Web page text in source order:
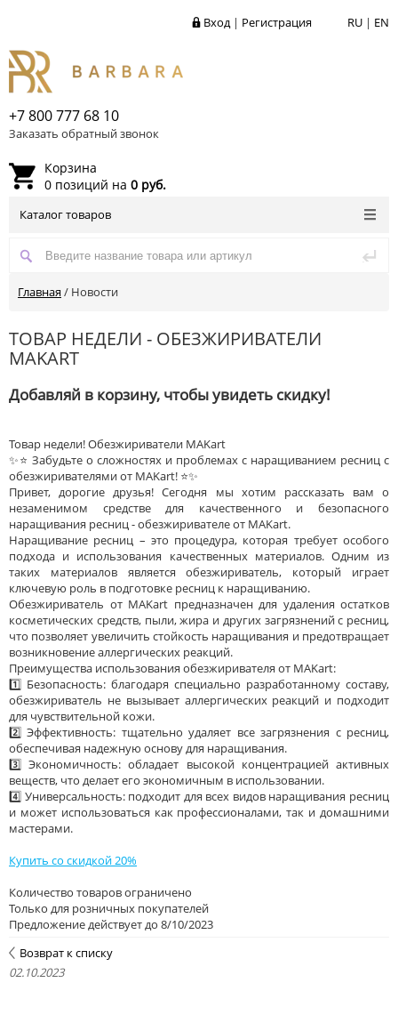
RU | EN
Вход| Регистрация
+7 800 777 68 10
Заказать обратный звонок
Корзина
0 позиций на 0 руб.
Каталог товаров
Главная / Новости
ТОВАР НЕДЕЛИ - ОБЕЗЖИРИВАТЕЛИ
MAKART
Добавляй в корзину, чтобы увидеть скидку!
Товар недели! Обезжириватели MAKart
✨⭐ Забудьте о сложностях и проблемах с наращиванием ресниц с
обезжиривателями от MAKart! ⭐✨
Привет, дорогие друзья! Сегодня мы хотим рассказать вам о
незаменимом средстве для качественного и безопасного
наращивания ресниц - обезжиривателе от MAKart.
Наращивание ресниц – это процедура, которая требует особого
подхода и использования качественных материалов. Одним из
таких материалов является обезжириватель, который играет
ключевую роль в подготовке ресниц к наращиванию.
Обезжириватель от MAKart предназначен для удаления остатков
косметических средств, пыли, жира и других загрязнений с ресниц,
что позволяет увеличить стойкость наращивания и предотвращает
возникновение аллергических реакций.
Преимущества использования обезжиривателя от MAKart:
1️⃣ Безопасность: благодаря специально разработанному составу,
обезжириватель не вызывает аллергических реакций и подходит
для чувствительной кожи.
2️⃣ Эффективность: тщательно удаляет все загрязнения с ресниц,
обеспечивая надежную основу для наращивания.
3️⃣ Экономичность: обладает высокой концентрацией активных
веществ, что делает его экономичным в использовании.
4️⃣ Универсальность: подходит для всех видов наращивания ресниц
и может использоваться как профессионалами, так и домашними
мастерами.
Купить со скидкой 20%
Количество товаров ограничено
Только для розничных покупателей
Предложение действует до 8/10/2023
Возврат к списку
02.10.2023